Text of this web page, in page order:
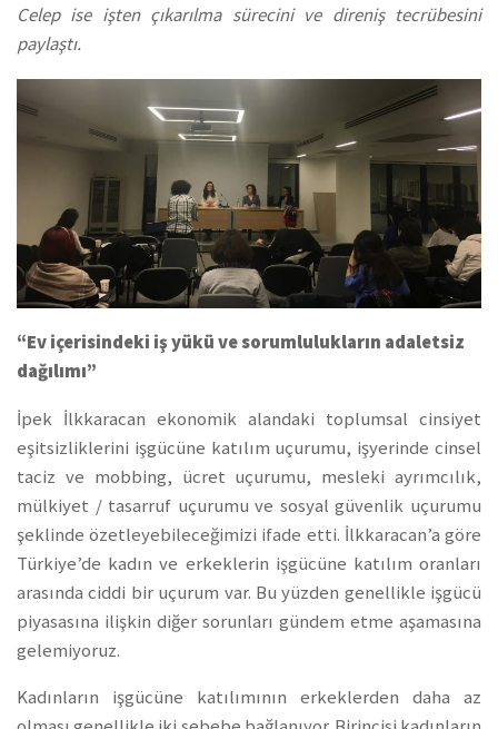
Celep ise işten çıkarılma sürecini ve direniş tecrübesini
paylaştı.
“Ev içerisindeki iş yükü ve sorumlulukların adaletsiz
dağılımı”
İpek İlkkaracan ekonomik alandaki toplumsal cinsiyet
eşitsizliklerini işgücüne katılım uçurumu, işyerinde cinsel
taciz ve mobbing, ücret uçurumu, mesleki ayrımcılık,
mülkiyet / tasarruf uçurumu ve sosyal güvenlik uçurumu
şeklinde özetleyebileceğimizi ifade etti. İlkkaracan’a göre
Türkiye’de kadın ve erkeklerin işgücüne katılım oranları
arasında ciddi bir uçurum var. Bu yüzden genellikle işgücü
piyasasına ilişkin diğer sorunları gündem etme aşamasına
gelemiyoruz.
Kadınların işgücüne katılımının erkeklerden daha az